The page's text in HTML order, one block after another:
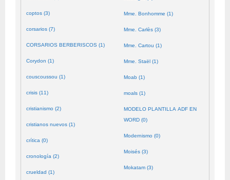
coptos (3)
corsarios (7)
CORSARIOS BERBERISCOS (1)
Corydon (1)
couscoussou (1)
crisis (11)
cristianismo (2)
cristianos nuevos (1)
crítica (0)
cronología (2)
crueldad (1)
Mme. Bonhomme (1)
Mme. Carlès (3)
Mme. Cartou (1)
Mme. Staël (1)
Moab (1)
moals (1)
MODELO PLANTILLA ADF EN
WORD (0)
Modernismo (0)
Moisés (3)
Mokatam (3)